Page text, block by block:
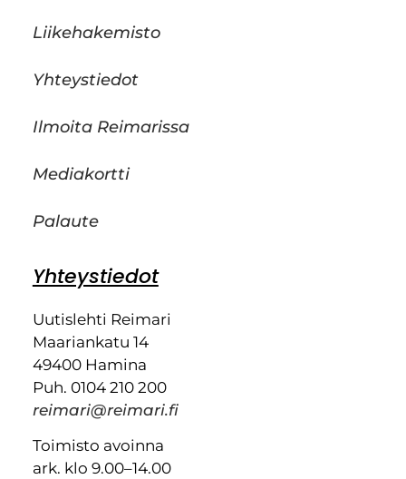
Liikehakemisto
Yhteystiedot
Ilmoita Reimarissa
Mediakortti
Palaute
Yhteystiedot
Uutislehti Reimari
Maariankatu 14
49400 Hamina
Puh. 0104 210 200
reimari@reimari.fi
Toimisto avoinna
ark. klo 9.00–14.00